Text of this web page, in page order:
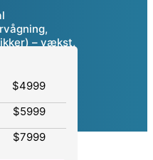
– vækst,
$4999
$5999
$7999